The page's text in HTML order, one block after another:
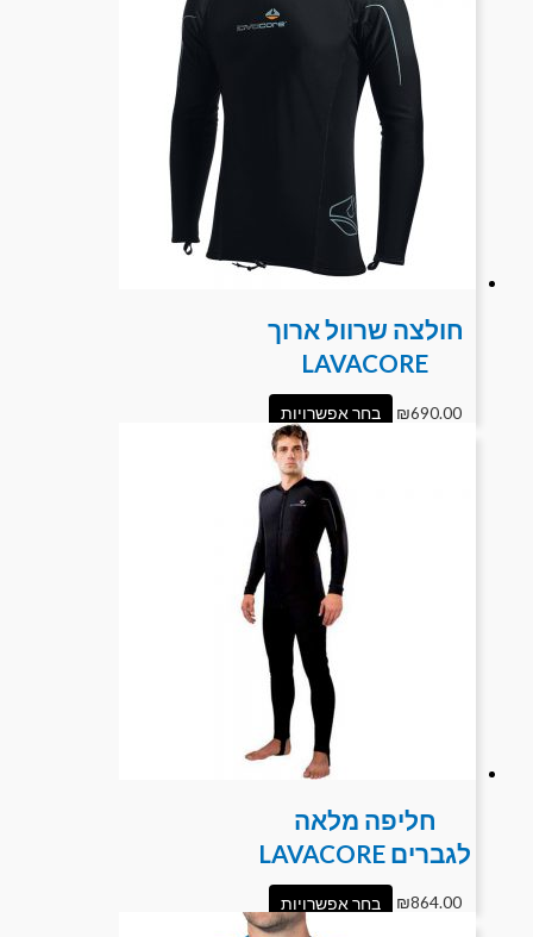
חולצה שרוול ארוך
LAVACORE
₪690.00 בחר אפשרויות
חליפה מלאה
לגברים LAVACORE
₪864.00 בחר אפשרויות